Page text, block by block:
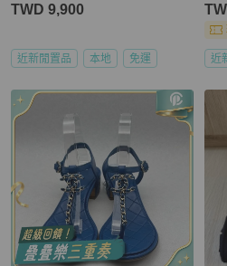
TWD 9,900
近新閒置品 本地 免運 近